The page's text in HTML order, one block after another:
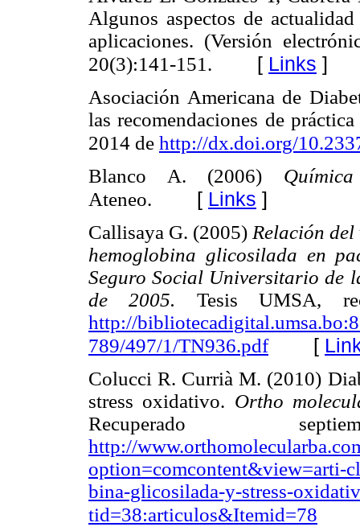
Algunos aspectos de
aplicaciones. (Versión
20(3):141-151. [ Links ]
Asociación Americana de
las recomendaciones de
2014 de http://dx.doi.org/
Blanco A. (2006)
Ateneo. [ Links ]
Callisaya G. (2005) Relación
hemoglobina glicosilada en
Seguro Social Universitario de
de 2005. Tesis UMSA,
http://
789/497/1/TN936.pdf[
Colucci R. Currià M. (2010)
stress oxidativo. Ortho
Recuperado
http://
option=comcontent&view=arti-
bina-glicosilada-y-stress-
tid=38:articulos&Itemid=78